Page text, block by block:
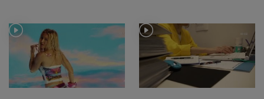
capitala muzicii din
România: festivalul
UNTOLD atrage zeci de
mii de fani și vedete
internaționale
România: 29.000 de
locuri disponibile, dar
salariile mici
descurajează candidații